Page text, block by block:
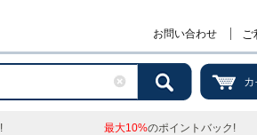
お問い合わせ ご
! 最大10%のポイントバック!